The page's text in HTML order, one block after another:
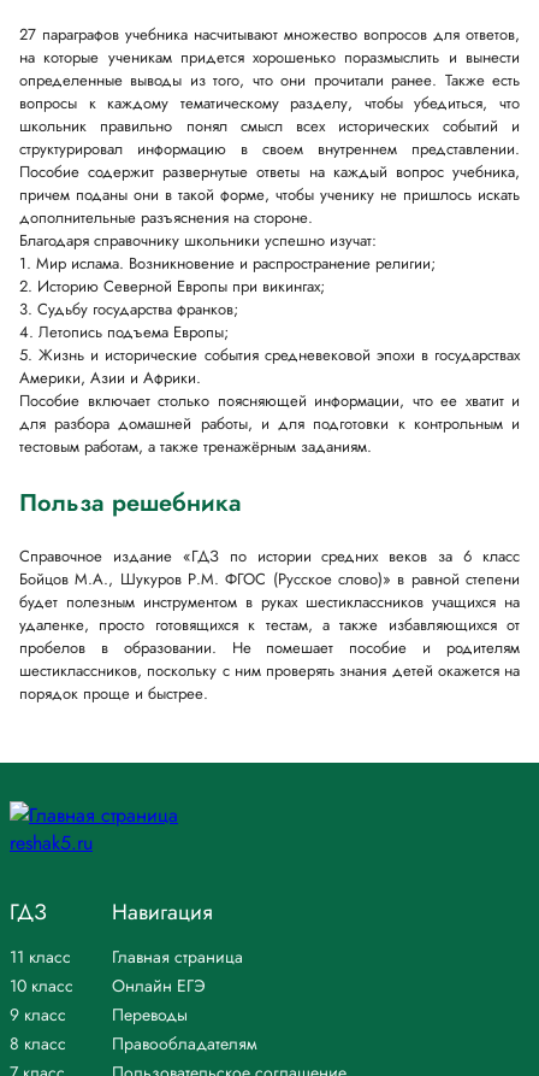
27 параграфов учебника насчитывают множество вопросов для ответов,
на которые ученикам придется хорошенько поразмыслить и вынести
определенные выводы из того, что они прочитали ранее. Также есть
вопросы к каждому тематическому разделу, чтобы убедиться, что
школьник правильно понял смысл всех исторических событий и
структурировал информацию в своем внутреннем представлении.
Пособие содержит развернутые ответы на каждый вопрос учебника,
причем поданы они в такой форме, чтобы ученику не пришлось искать
дополнительные разъяснения на стороне.
Благодаря справочнику школьники успешно изучат:
1. Мир ислама. Возникновение и распространение религии;
2. Историю Северной Европы при викингах;
3. Судьбу государства франков;
4. Летопись подъема Европы;
5. Жизнь и исторические события средневековой эпохи в государствах
Америки, Азии и Африки.
Пособие включает столько поясняющей информации, что ее хватит и
для разбора домашней работы, и для подготовки к контрольным и
тестовым работам, а также тренажёрным заданиям.
Польза решебника
Справочное издание «ГДЗ по истории средних веков за 6 класс
Бойцов М.А., Шукуров Р.М. ФГОС (Русское слово)» в равной степени
будет полезным инструментом в руках шестиклассников учащихся на
удаленке, просто готовящихся к тестам, а также избавляющихся от
пробелов в образовании. Не помешает пособие и родителям
шестиклассников, поскольку с ним проверять знания детей окажется на
порядок проще и быстрее.
ГДЗ
11 класс
10 класс
9 класс
8 класс
Навигация
Главная страница
Онлайн ЕГЭ
Переводы
Правообладателям